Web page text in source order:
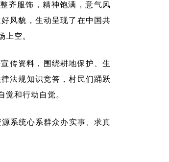
齐服饰，精神饱满，意气风
风貌，生动呈现了在中国共
上空。
传资料，围绕耕地保护、生
法规知识竞答，村民们踊跃
和行动自觉。
系统心系群众办实事、求真